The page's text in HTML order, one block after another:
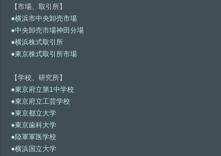
【市場、取引所】
●横浜市中央卸売市場
●中央卸売市場神田分場
●横浜株式取引所
●東京株式取引所市場
【学校、研究所】
●東京府立第1中学校
●東京府立工芸学校
●東京都立大学
●東京歯科大学
●陸軍軍医学校
●横浜国立大学